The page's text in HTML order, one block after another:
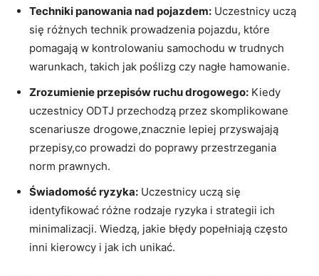
Techniki panowania nad pojazdem: Uczestnicy uczą
się różnych technik prowadzenia pojazdu, które
pomagają w kontrolowaniu samochodu w trudnych
warunkach, takich jak poślizg czy nagłe hamowanie.
Zrozumienie przepisów ruchu drogowego: Kiedy
uczestnicy ODTJ przechodzą przez skomplikowane
scenariusze drogowe,znacznie lepiej przyswajają
przepisy,co prowadzi do poprawy przestrzegania
norm prawnych.
Świadomość ryzyka: Uczestnicy uczą się
identyfikować różne rodzaje ryzyka i strategii ich
minimalizacji. Wiedzą, jakie błędy popełniają często
inni kierowcy i jak ich unikać.